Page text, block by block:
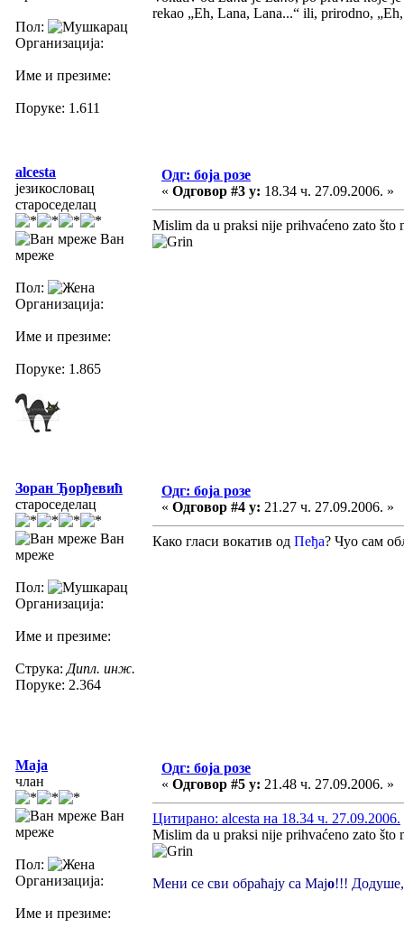
Пол:
Организација:
Име и презиме:
Поруке: 1.611
rekao „Eh, Lana, Lana...“ ili, prirodno,
alcesta
језикословац
староседелац
Ван
мреже
Пол:
Организација:
Име и презиме:
Поруке: 1.865
Одг: боја розе
« Одговор #3 у: 18.34 ч. 27.09.2006. »
Mislim da u praksi nije prihvaćeno zato
Зоран Ђорђевић
староседелац
Ван
мреже
Пол:
Организација:
Име и презиме:
Струка: Дипл. инж.
Поруке: 2.364
Одг: боја розе
« Одговор #4 у: 21.27 ч. 27.09.2006. »
Како гласи вокатив од Пеђа? Чуо сам
Maja
члан
Ван
мреже
Пол:
Организација:
Име и презиме:
Одг: боја розе
« Одговор #5 у: 21.48 ч. 27.09.2006. »
Цитирано: alcesta на 18.34 ч. 27.09.2006.
Mislim da u praksi nije prihvaćeno zato
Мени се сви обраћају са Мајо!!! Додуше,